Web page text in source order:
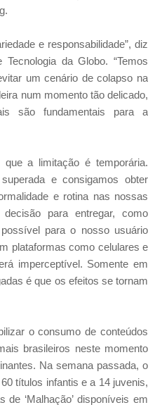
e responsabilidade”, diz
da Globo. “Temos
um cenário de colapso na
num momento tão delicado,
são fundamentais para a
a limitação é temporária.
e consigamos obter
e rotina nas nossas
para entregar, como
para o nosso usuário
plataformas como celulares e
imperceptível. Somente em
é que os efeitos se tornam
o consumo de conteúdos
brasileiros neste momento
Na semana passada, o
títulos infantis e a 14 juvenis,
de ‘Malhação’ disponíveis em